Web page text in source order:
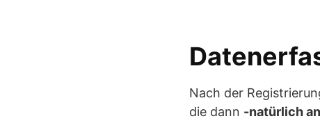
Nach der
die dann -natürlich